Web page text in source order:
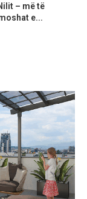
– më të
e...